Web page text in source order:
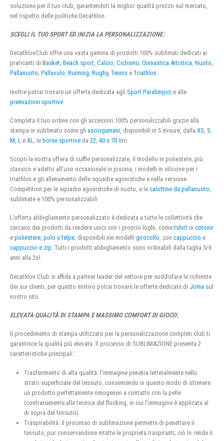
soluzione per il tuo club, garantendoti la miglior qualità prezzo sul mercato,
nel rispetto delle politiche Decathlon.
SCEGLI IL TUO SPORT ED INIZIA LA PERSONALIZZAZIONE:
DecathlonClub offre una vasta gamma di prodotti 100% sublimati dedicati ai
praticanti di Basket, Beach sport, Calcio, Ciclismo, Ginnastica Artistica, Nuoto,
Pallanuoto, Pallavolo, Running, Rugby, Tennis e Triathlon.
Inoltre potrai trovare un offerta dedicata agli Sport Paralimpici e alle
premiazioni sportive
Completa il tuo ordine con gli accessori 100% personalizzabili grazie alla
stampa in sublimato come gli asciugamani , disponibili in 5 misure, dalla XS S
M L e XL , le borse sportive da 22 40 e 70 litri.
Scopri la nostra offera di cuffie personalizzate, il modello in poliestere, più
classico e adatto all’uso occasionale in piscina, i modelli in silicone per i
triathlon e gli allenamento delle squadre agonistiche e nella versione
Competition per le squadre agonistiche di nuoto, e le calottine da pallanuoto,
sublimate e 100% personalizzabili
L’offerta abbigliamento personalizzato è dedicata a tutte le collettività che
cercano dei prodotti da rendere unici con i proprio loghi, cometshirt in cotone
e poliestere, polo e felpe, disponibili nei modelli girocollo, con cappuccio e
cappuccio e zip. Tutti i prodotti abbigliamento sono ordinabili dalla taglia 5/6
anni alla 2xl.
Decathlon Club si affida a partner leader del settore per soddisfare le richieste
dei sui clienti, per questo motivo potrai trovare le offerte dedicate di Joma sul
nostro sito.
ELEVATA QUALITÀ DI STAMPA E MASSIMO COMFORT DI GIOCO:
Il procedimento di stampa utilizzato per la personalizzazione completi club ti
garantisce la qualità più elevata. Il processo di SUBLIMAZIONE presenta 2
caratteristiche principali:
Trasferimento di alta qualità: l’immagine penetra letteralmente nello
strato superficiale del tessuto, consentendo in questo modo di ottenere
un prodotto perfettamente omogeneo a contatto con la pelle
(contrariamente alla tecnica del flocking, in cui l’immagine è applicata al
di sopra del tessuto).
Traspirabilità: il processo di sublimazione permette di penetrare il
tessuto, pur conservandone intatte le proprietà traspiranti; ciò lo rende il